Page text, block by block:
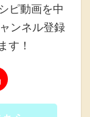
ピ動画を中
ンネル登録
す！